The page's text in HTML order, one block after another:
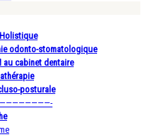
odonto-stomatologique
au cabinet dentaire
posturale